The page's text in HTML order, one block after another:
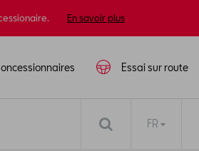
En savoir plus
Essai sur route
FR